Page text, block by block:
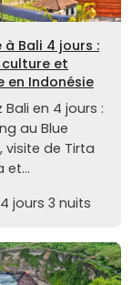
à Bali 4 jours :
et
en Indonésie
Bali en 4 jours :
au Blue
visite de Tirta
et...
jours 3 nuits